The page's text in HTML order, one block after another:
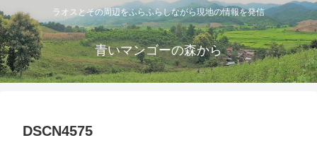
ラオスとその周辺をふらふらしながら現地の情報を発信
青いマンゴーの森から
DSCN4575